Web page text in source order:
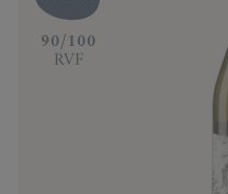
‍90/100
RVF